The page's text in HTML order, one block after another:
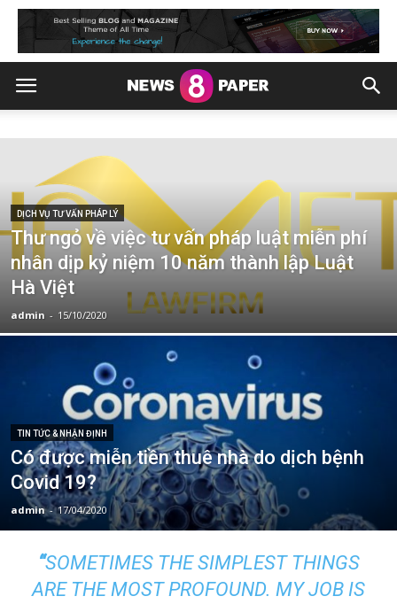
DỊCH VỤ TƯ VẤN PHÁP LÝ
Thư ngỏ về việc tư vấn pháp luật miễn phí
nhân dịp kỷ niệm 10 năm thành lập Luật
Hà Việt
admin - 15/10/2020
TIN TỨC & NHẬN ĐỊNH
Có được miễn tiền thuê nhà do dịch bệnh
Covid 19?
admin - 17/04/2020
“SOMETIMES THE SIMPLEST THINGS
ARE THE MOST PROFOUND. MY JOB IS